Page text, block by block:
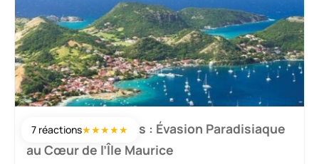
Pointe aux Piments : Évasion Paradisiaque
au Cœur de l’Île Maurice
7 réactions★★★★★